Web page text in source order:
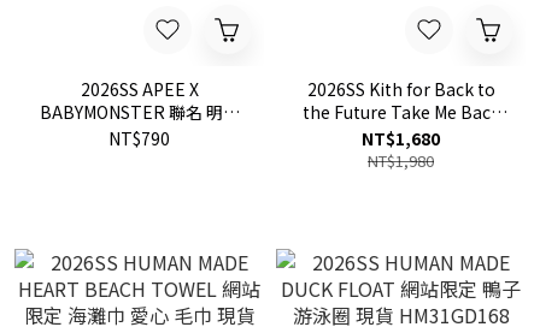
2026SS APEE X
BABYMONSTER 聯名 明信
片簽名照 現貨
NT$790
2026SS Kith for Back to
the Future Take Me Back
to 1985 Poster 回到未來 汽
車 海報 現貨 KHM151061
NT$1,680
NT$1,980